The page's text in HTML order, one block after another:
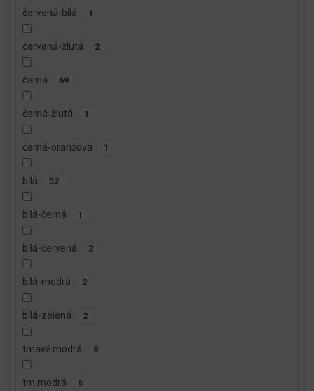
červená-bílá 1
červená-žlutá 2
černá 69
černá-žlutá 1
černá-oranžová 1
bílá 52
bílá-černá 1
bílá-červená 2
bílá-modrá 2
bílá-zelená 2
tmavě modrá 8
tm.modrá 6